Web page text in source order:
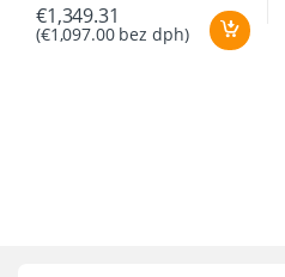
€1,349.31
(€1,097.00bez dph)